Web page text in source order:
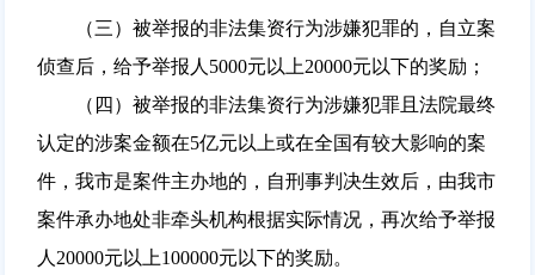
（三）被举报的非法集资行为涉嫌犯罪的，自立案
侦查后，给予举报人5000元以上20000元以下的奖励；
（四）被举报的非法集资行为涉嫌犯罪且法院最终
认定的涉案金额在5亿元以上或在全国有较大影响的案
件，我市是案件主办地的，自刑事判决生效后，由我市
案件承办地处非牵头机构根据实际情况，再次给予举报
人20000元以上100000元以下的奖励。